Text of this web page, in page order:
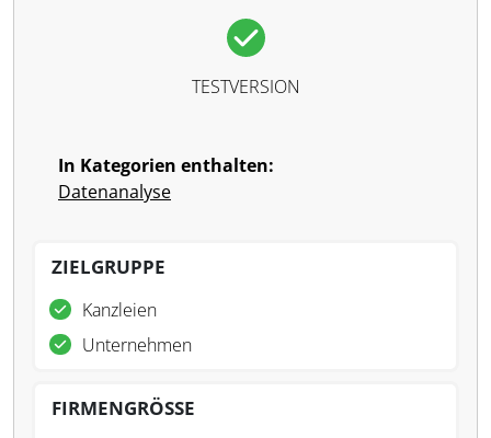
TESTVERSION
In Kategorien enthalten:
Datenanalyse
ZIELGRUPPE
Kanzleien
Unternehmen
FIRMENGRÖSSE